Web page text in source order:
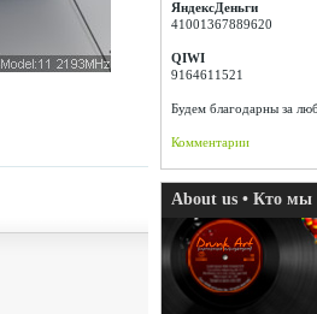
ЯндексДеньги
41001367889620
QIWI
9164611521
Будем благодарны за
Комментарии
About us • Кто мы